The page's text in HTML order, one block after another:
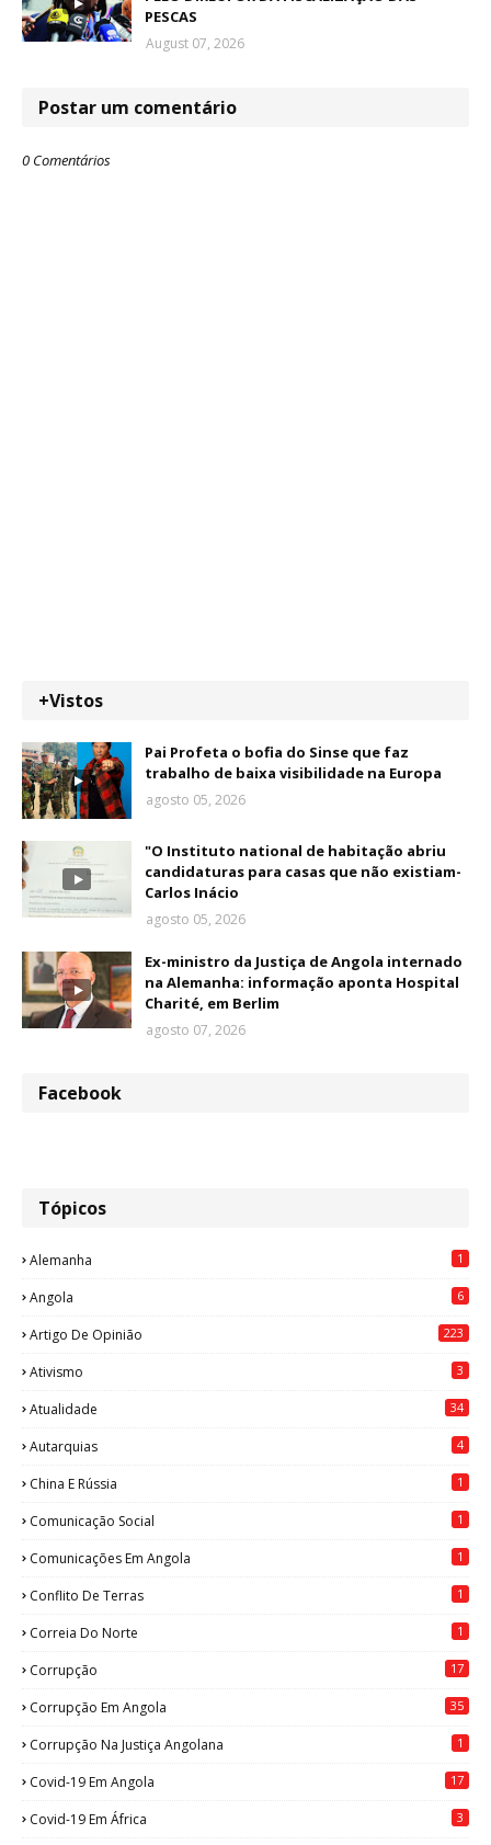
PESCAS
August 07, 2026
Postar um comentário
0 Comentários
+Vistos
Pai Profeta o bofia do Sinse que faz
trabalho de baixa visibilidade na Europa
agosto 05, 2026
"O Instituto national de habitação abriu
candidaturas para casas que não existiam-
Carlos Inácio
agosto 05, 2026
Ex-ministro da Justiça de Angola internado
na Alemanha: informação aponta Hospital
Charité, em Berlim
agosto 07, 2026
Facebook
Tópicos
Alemanha 1
Angola 6
Artigo De Opinião 223
Ativismo 3
Atualidade 34
Autarquias 4
China E Rússia 1
Comunicação Social 1
Comunicações Em Angola 1
Conflito De Terras 1
Correia Do Norte 1
Corrupção 17
Corrupção Em Angola 35
Corrupção Na Justiça Angolana 1
Covid-19 Em Angola 17
Covid-19 Em África 3